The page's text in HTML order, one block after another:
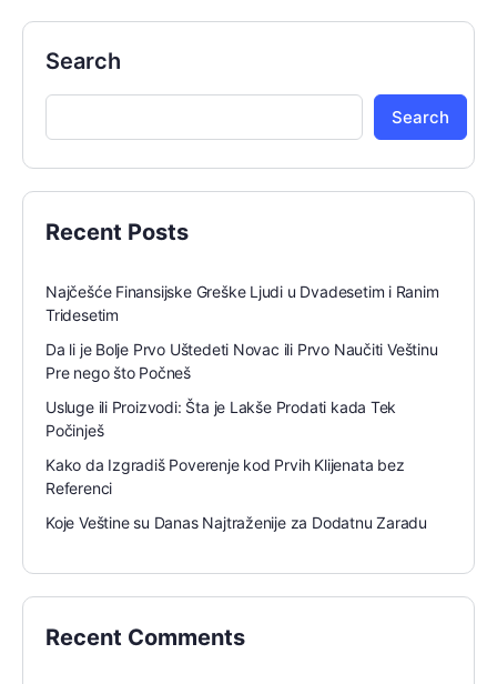
Search
Search
Recent Posts
Najčešće Finansijske Greške Ljudi u Dvadesetim i Ranim
Tridesetim
Da li je Bolje Prvo Uštedeti Novac ili Prvo Naučiti Veštinu
Pre nego što Počneš
Usluge ili Proizvodi: Šta je Lakše Prodati kada Tek
Počinješ
Kako da Izgradiš Poverenje kod Prvih Klijenata bez
Referenci
Koje Veštine su Danas Najtraženije za Dodatnu Zaradu
Recent Comments